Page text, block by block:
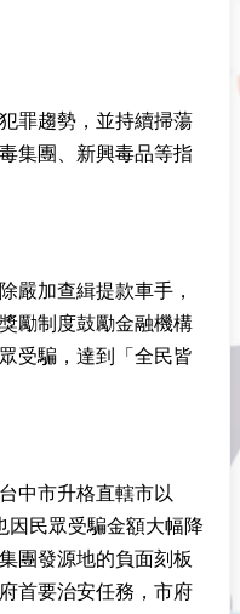
罪趨勢，並持續掃蕩
集團、新興毒品等指
嚴加查緝提款車手，
勵制度鼓勵金融機構
受騙，達到「全民皆
中市升格直轄市以
民眾受騙金額大幅降
團發源地的負面刻板
首要治安任務，市府